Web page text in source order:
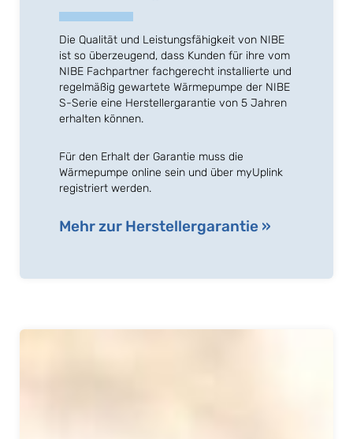
Die Qualität und Leistungsfähigkeit von NIBE
ist so überzeugend, dass Kunden für ihre vom
NIBE Fachpartner fachgerecht installierte und
regelmäßig gewartete Wärmepumpe der NIBE
S-Serie eine Herstellergarantie von 5 Jahren
erhalten können.
Für den Erhalt der Garantie muss die
Wärmepumpe online sein und über myUplink
registriert werden.
Mehr zur Herstellergarantie »